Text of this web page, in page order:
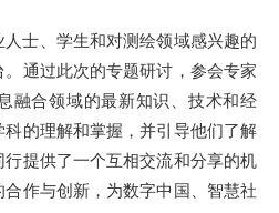
士、学生和对测绘领域感兴趣的
通过此次的专题研讨，参会专家
融合领域的最新知识、技术和经
的理解和掌握，并引导他们了解
提供了一个互相交流和分享的机
作与创新，为数字中国、智慧社